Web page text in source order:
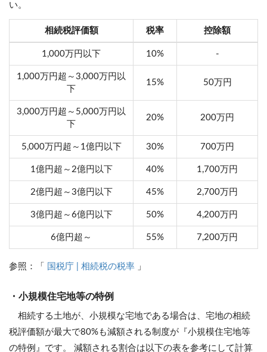
い。
相続税評価額 税率 控除額
1,000万円以下 10% -
1,000万円超～3,000万円以
下
15% 50万円
3,000万円超～5,000万円以
下
20% 200万円
5,000万円超～1億円以下 30% 700万円
1億円超～2億円以下 40% 1,700万円
2億円超～3億円以下 45% 2,700万円
3億円超～6億円以下 50% 4,200万円
6億円超～ 55% 7,200万円
参照：「 国税庁 | 相続税の税率 」
・小規模住宅地等の特例
相続する土地が、小規模な宅地である場合は、宅地の相続
税評価額が最大で80%も減額される制度が『小規模住宅地等
の特例』です。 減額される割合は以下の表を参考にして計算